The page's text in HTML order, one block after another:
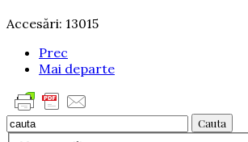
Accesări: 13015
Prec
Mai departe
Cauta